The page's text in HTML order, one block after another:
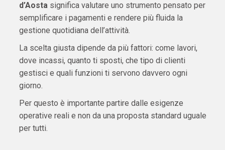
d’Aostasignifica valutare uno strumento pensato per
semplificare i pagamenti e rendere più fluida la
gestione quotidiana dell’attività.
La scelta giusta dipende da più fattori: come lavori,
dove incassi, quanto ti sposti, che tipo di clienti
gestisci e quali funzioni ti servono davvero ogni
giorno.
Per questo è importante partire dalle esigenze
operative reali e non da una proposta standard uguale
per tutti.